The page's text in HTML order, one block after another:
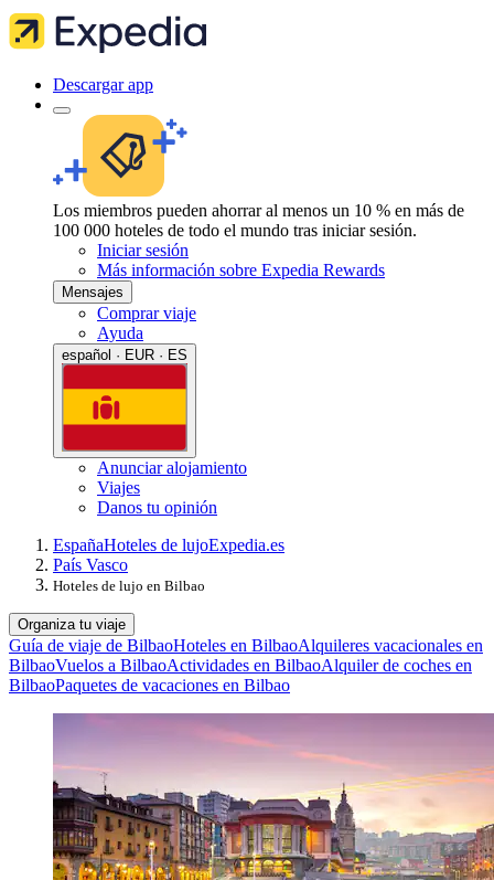
Descargar app
Los miembros pueden ahorrar al menos un 10 % en más de
100 000 hoteles de todo el mundo tras iniciar sesión.
Iniciar sesión
Más información sobre Expedia Rewards
Mensajes
Comprar viaje
Ayuda
español · EUR · ES
Anunciar alojamiento
Viajes
Danos tu opinión
EspañaHoteles de lujoExpedia.es
País Vasco
Hoteles de lujo en Bilbao
Organiza tu viaje
Guía de viaje de BilbaoHoteles en BilbaoAlquileres vacacionales en
BilbaoVuelos a BilbaoActividades en BilbaoAlquiler de coches en
BilbaoPaquetes de vacaciones en Bilbao